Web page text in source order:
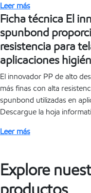
Leer más
Ficha técnica El
spunbond
resistencia para
aplicaciones
El innovador PP de alto
más finas con alta
spunbond utilizadas en
Descargue la hoja
Leer más
Explore